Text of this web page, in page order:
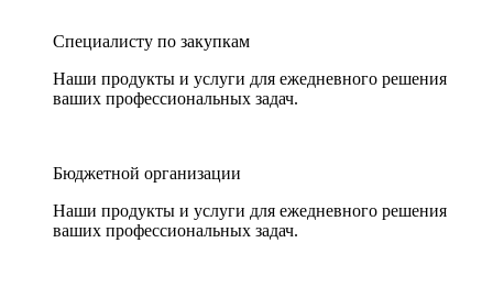
Специалисту по закупкам
Наши продукты и услуги для ежедневного решения
ваших профессиональных задач.
Бюджетной организации
Наши продукты и услуги для ежедневного решения
ваших профессиональных задач.